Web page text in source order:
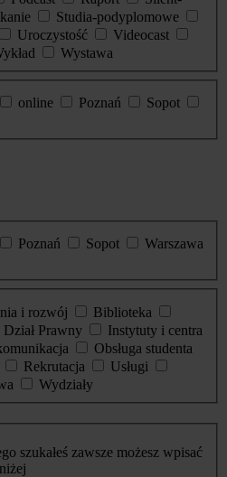
Studia-podyplomowe
Uroczystość
Videocast
Wystawa
online Poznań
Sopot
Poznań Sopot
Warszawa
i rozwój
Biblioteka
Dział Prawny
Instytuty i centra
Obsługa studenta
Rekrutacja
Usługi
Wydziały
szukałeś zawsze możesz wpisać